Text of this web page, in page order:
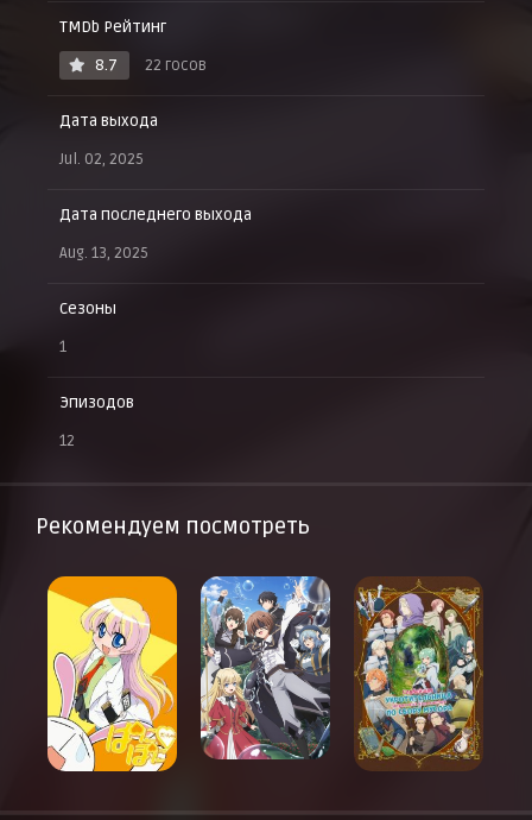
TMDb Рейтинг
8.7
22 госов
Дата выхода
Jul. 02, 2025
Дата последнего выхода
Aug. 13, 2025
Сезоны
1
Эпизодов
12
Рекомендуем посмотреть